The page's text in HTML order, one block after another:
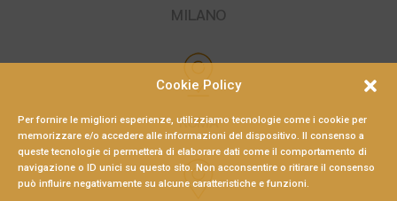
Cookie Policy
Per fornire le migliori esperienze, utilizziamo tecnologie come i cookie per
memorizzare e/o accedere alle informazioni del dispositivo. Il consenso a
queste tecnologie ci permetterà di elaborare dati come il comportamento di
navigazione o ID unici su questo sito. Non acconsentire o ritirare il consenso
può influire negativamente su alcune caratteristiche e funzioni.
MILANO
ROMA